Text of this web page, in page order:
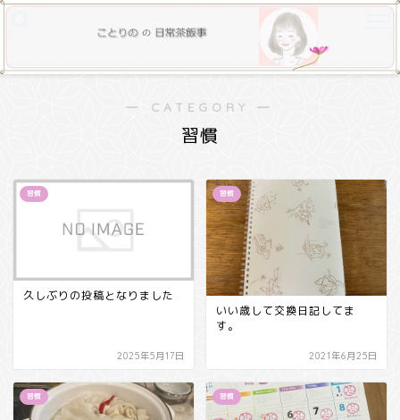
― CATEGORY ―
習慣
習慣
久しぶりの投稿となりました
2025年5月17日
習慣
いい歳して交換日記してま
す。
2021年6月25日
習慣 習慣